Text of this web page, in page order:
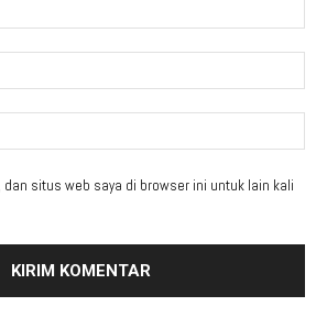
dan situs web saya di browser ini untuk lain kali